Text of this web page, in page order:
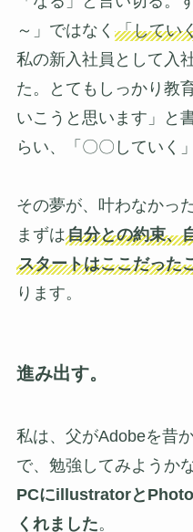
～」ではなく 「してい
私の新入社員として入
た。とてもしっかり教
いこうと思います」と
らい、「〇〇していく
その夢が、叶わなかっ
まずは自分との約束、
スタートはここだった
ります。
進み出す。
私は、父がAdobeを昔
で、勉強してみようか
PCにillustratorと
くれました。